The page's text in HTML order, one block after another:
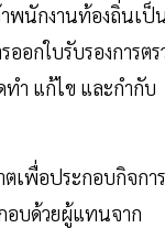
พนักงานท้องถิ่นเป็
อกใบรับรองการตร
ทำ แก้ไข และกำกับ
ตเพื่อประกอบกิจการ
อบด้วยผู้แทนจาก